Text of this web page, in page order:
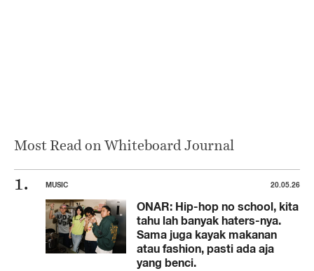
Most Read on Whiteboard Journal
MUSIC 20.05.26
ONAR: Hip-hop no school, kita
tahu lah banyak haters-nya.
Sama juga kayak makanan
atau fashion, pasti ada aja
yang benci.